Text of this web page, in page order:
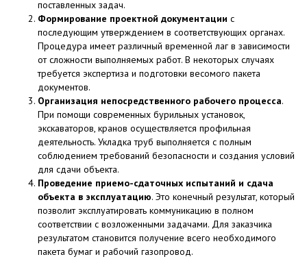
поставленных задач.
Формирование проектной документации с
последующим утверждением в соответствующих органах.
Процедура имеет различный временной лаг в зависимости
от сложности выполняемых работ. В некоторых случаях
требуется экспертиза и подготовки весомого пакета
документов.
Организация непосредственного рабочего процесса.
При помощи современных бурильных установок,
экскаваторов, кранов осуществляется профильная
деятельность. Укладка труб выполняется с полным
соблюдением требований безопасности и создания условий
для сдачи объекта.
Проведение приемо-сдаточных испытаний и сдача
объекта в эксплуатацию. Это конечный результат, который
позволит эксплуатировать коммуникацию в полном
соответствии с возложенными задачами. Для заказчика
результатом становится получение всего необходимого
пакета бумаг и рабочий газопровод.